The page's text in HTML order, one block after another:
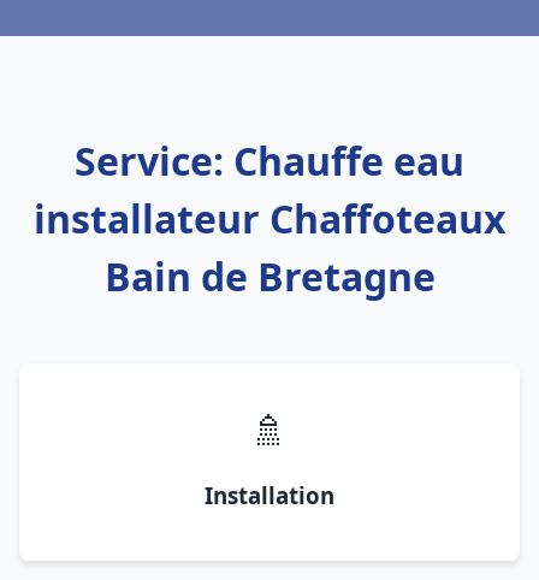
Service: Chauffe eau
installateur Chaffoteaux
Bain de Bretagne
🚿
Installation